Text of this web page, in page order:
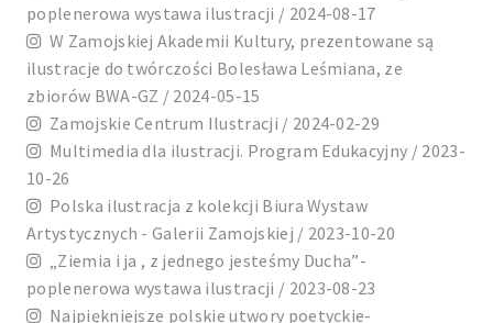
poplenerowa wystawa ilustracji / 2024-08-17
W Zamojskiej Akademii Kultury, prezentowane są
ilustracje do twórczości Bolesława Leśmiana, ze
zbiorów BWA-GZ / 2024-05-15
Zamojskie Centrum Ilustracji / 2024-02-29
Multimedia dla ilustracji. Program Edukacyjny / 2023-
10-26
Polska ilustracja z kolekcji Biura Wystaw
Artystycznych - Galerii Zamojskiej / 2023-10-20
„Ziemia i ja , z jednego jesteśmy Ducha”-
poplenerowa wystawa ilustracji / 2023-08-23
Najpiękniejsze polskie utwory poetyckie-